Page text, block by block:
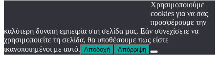
Χρησιμοποιούμε
cookies για να σας
προσφέρουμε την
καλύτερη δυνατή εμπειρία στη σελίδα μας. Εάν συνεχίσετε να
χρησιμοποιείτε τη σελίδα, θα υποθέσουμε πως είστε
ικανοποιημένοι με αυτό. Αποδοχή Απόρριψη